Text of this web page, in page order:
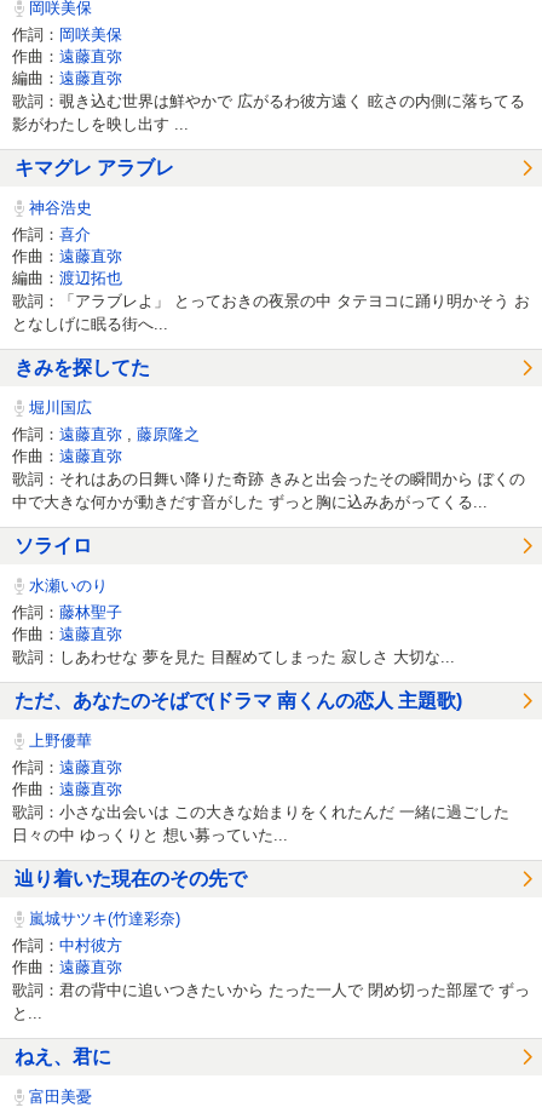
岡咲美保
作詞： 岡咲美保
作曲： 遠藤直弥
編曲： 遠藤直弥
歌詞：覗き込む世界は鮮やかで 広がるわ彼方遠く 眩さの内側に落ちてる
影がわたしを映し出す ...
キマグレ アラブレ
神谷浩史
作詞： 喜介
作曲： 遠藤直弥
編曲： 渡辺拓也
歌詞：「アラブレよ」 とっておきの夜景の中 タテヨコに踊り明かそう お
となしげに眠る街へ...
きみを探してた
堀川国広
作詞： 遠藤直弥
藤原隆之
作曲： 遠藤直弥
歌詞：それはあの日舞い降りた奇跡 きみと出会ったその瞬間から ぼくの
中で大きな何かが動きだす音がした ずっと胸に込みあがってくる...
ソライロ
水瀬いのり
作詞： 藤林聖子
作曲： 遠藤直弥
歌詞：しあわせな 夢を見た 目醒めてしまった 寂しさ 大切な...
ただ、あなたのそばで(ドラマ 南くんの恋人 主題歌)
上野優華
作詞： 遠藤直弥
作曲： 遠藤直弥
歌詞：小さな出会いは この大きな始まりをくれたんだ 一緒に過ごした
日々の中 ゆっくりと 想い募っていた...
辿り着いた現在のその先で
嵐城サツキ(竹達彩奈)
作詞： 中村彼方
作曲： 遠藤直弥
歌詞：君の背中に追いつきたいから たった一人で 閉め切った部屋で ずっ
と...
ねえ、君に
富田美憂